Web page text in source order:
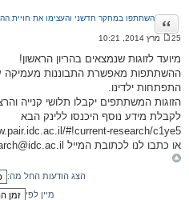
השתתפו במחקר חדשני והעצימו את חויית ציטוט
ו
ד
ע
ה
25 מרץ 2014, 10:21
מיועד לזוגות שנמצאים בהריון הראשון!
ההשתתפות מאפשרת התבוננות מעמיקה
התפתחות ילדינו.
הזוגות המשתתפים יקבלו תלושי קנייה
לקבלת מידע נוסף היכנסו ללינק הבא
#!current-research/c1ye5
או כתבו לנו לכתובת המייל
הצג הודעות החל מה:
מיין לפי